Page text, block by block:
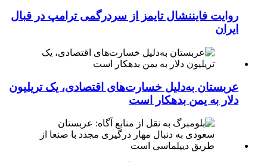
روایت فایننشال تایمز از سردرگمی ترامپ در قبال
ایران
عربستان به‌دلیل خسارت‌های اقتصادی، یک تریلیون
دلار به یمن بدهکار است